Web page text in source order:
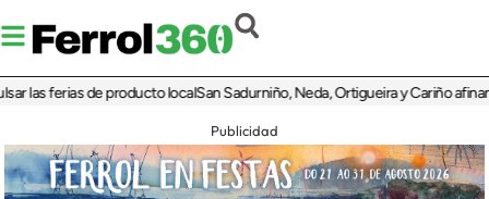
ferias de producto localSan Sadurniño, Neda, Ortigueira y Cariño afinan
Publicidad